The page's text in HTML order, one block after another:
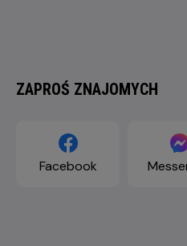
ZAPROŚ ZNAJOMYCH
Facebook